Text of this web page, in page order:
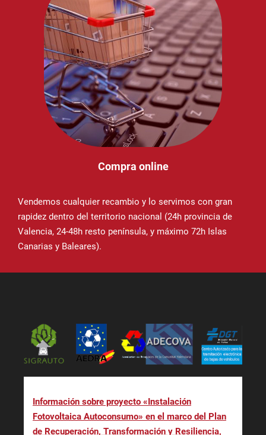
Compra online
Vendemos cualquier recambio y lo servimos con gran
rapidez dentro del territorio nacional (24h provincia de
Valencia, 24-48h resto península, y máximo 72h Islas
Canarias y Baleares).
Información sobre proyecto «Instalación
Fotovoltaica Autoconsumo» en el marco del Plan
de Recuperación, Transformación y Resiliencia,